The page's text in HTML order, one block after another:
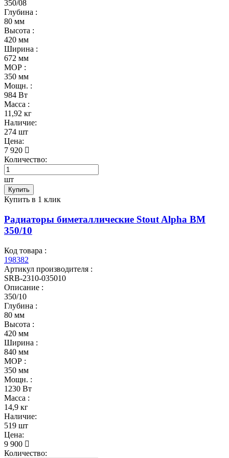
350/08
Глубина :
80 мм
Высота :
420 мм
Ширина :
672 мм
МОР :
350 мм
Мощн. :
984 Вт
Масса :
11,92 кг
Наличие:
274 шт
Цена:
7 920
Количество:
шт
Купить
Купить в 1 клик
Радиаторы биметаллические Stout Alpha BM
350/10
Код товара :
198382
Артикул производителя :
SRB-2310-035010
Описание :
350/10
Глубина :
80 мм
Высота :
420 мм
Ширина :
840 мм
МОР :
350 мм
Мощн. :
1230 Вт
Масса :
14,9 кг
Наличие:
519 шт
Цена:
9 900
Количество: